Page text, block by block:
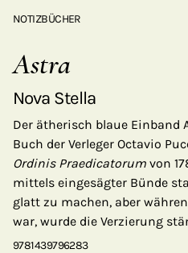
NOTIZBÜCHER
Astra
Nova Stella
Der ätherisch blaue Einband
Buch der Verleger Octavio
Ordinis Praedicatorum von
mittels eingesägter Bünde
glatt zu machen, aber
war, wurde die Verzierung
9781439796283